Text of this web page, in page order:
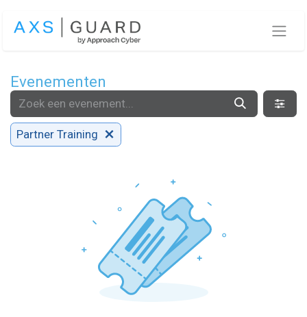
Evenementen
Partner Training